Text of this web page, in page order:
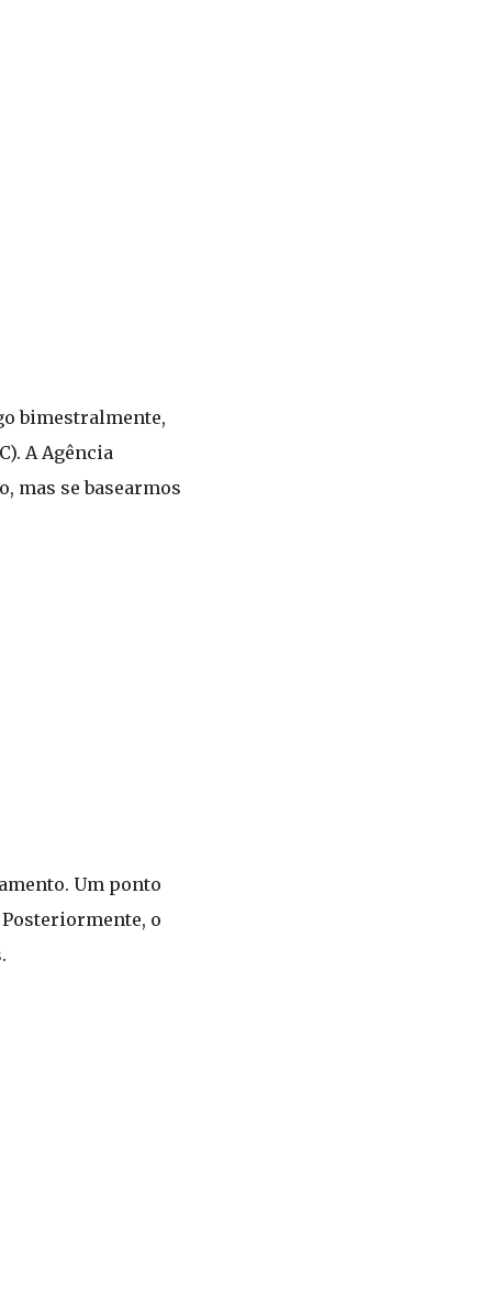
bimestralmente,
A Agência
mas se basearmos
Um ponto
o